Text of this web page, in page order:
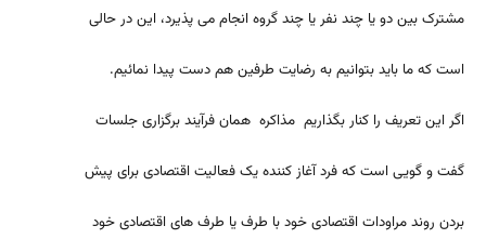
مشترک بین دو یا چند نفر یا چند گروه انجام می پذیرد، این در حالی
است که ما باید بتوانیم به رضایت طرفین هم دست پیدا نمائیم.
اگر این تعریف را کنار بگذاریم مذاکره همان فرآیند برگزاری جلسات
گفت و گویی است که فرد آغاز کننده یک فعالیت اقتصادی برای پیش
بردن روند مراودات اقتصادی خود با طرف یا طرف های اقتصادی خود